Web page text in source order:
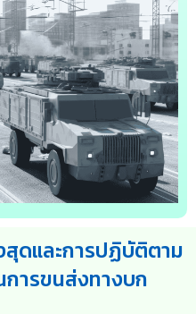
ดและการปฏิบัติตาม
การขนส่งทางบก